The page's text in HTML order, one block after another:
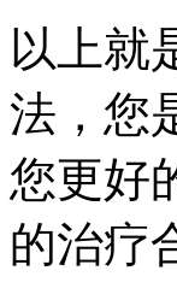
以上就
法，您
您更好
的治疗